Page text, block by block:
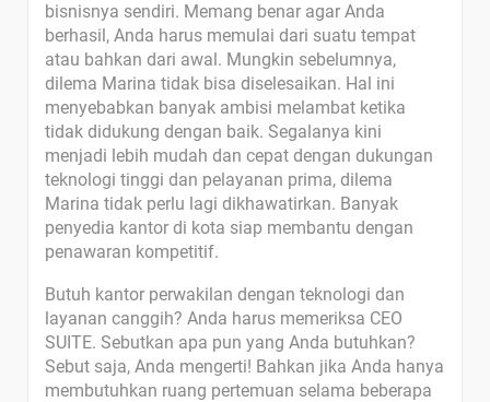
bisnisnya sendiri. Memang benar agar Anda
berhasil, Anda harus memulai dari suatu tempat
atau bahkan dari awal. Mungkin sebelumnya,
dilema Marina tidak bisa diselesaikan. Hal ini
menyebabkan banyak ambisi melambat ketika
tidak didukung dengan baik. Segalanya kini
menjadi lebih mudah dan cepat dengan dukungan
teknologi tinggi dan pelayanan prima, dilema
Marina tidak perlu lagi dikhawatirkan. Banyak
penyedia kantor di kota siap membantu dengan
penawaran kompetitif.
Butuh kantor perwakilan dengan teknologi dan
layanan canggih? Anda harus memeriksa CEO
SUITE. Sebutkan apa pun yang Anda butuhkan?
Sebut saja, Anda mengerti! Bahkan jika Anda hanya
membutuhkan ruang pertemuan selama beberapa